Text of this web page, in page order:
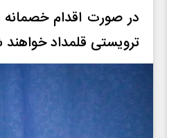
در صورت اقدام خصمانه
ترویستی قلمداد